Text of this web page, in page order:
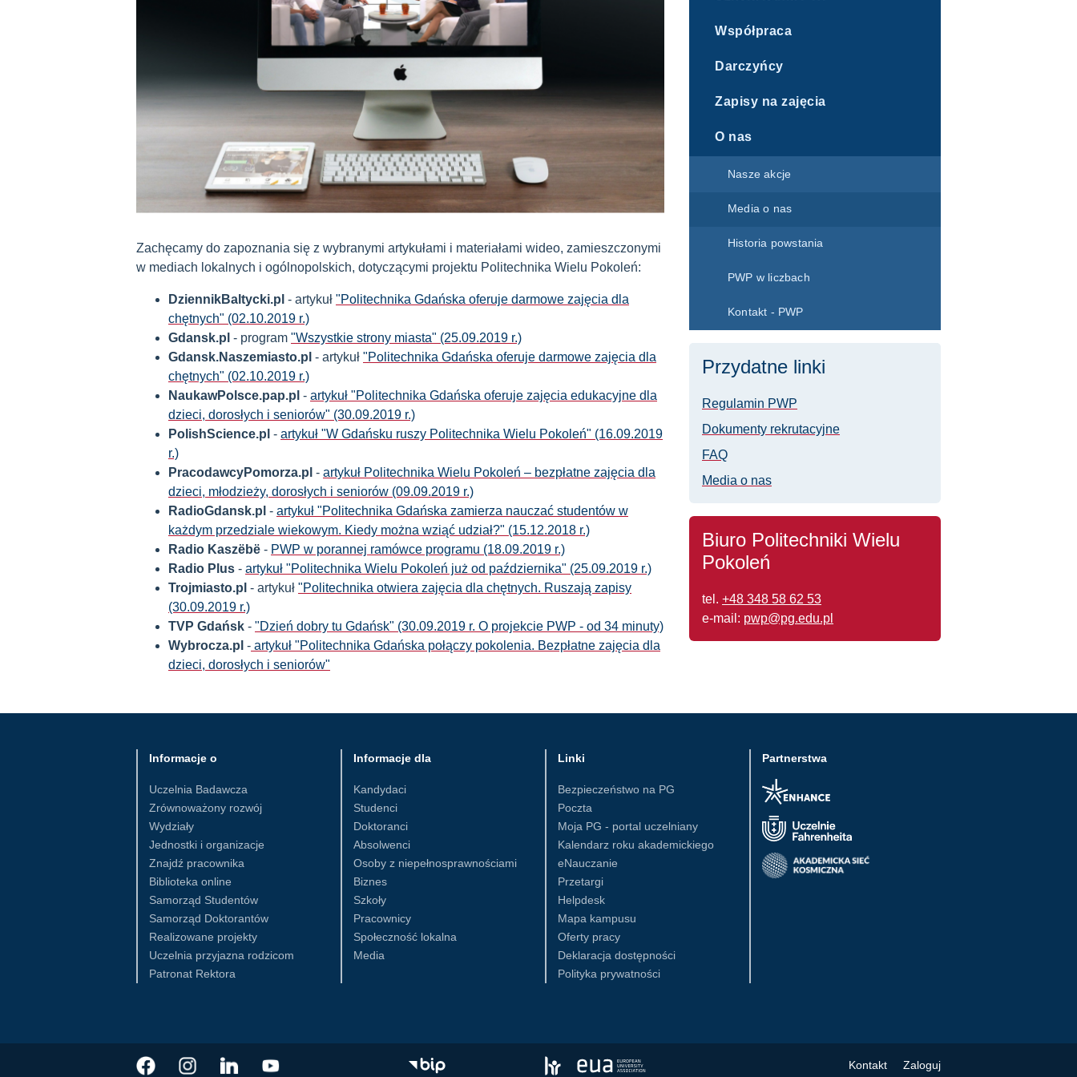
Zachęcamy do zapoznania się z wybranymi artykułami i materiałami wideo, zamieszczonymi
w mediach lokalnych i ogólnopolskich, dotyczącymi projektu Politechnika Wielu Pokoleń:
DziennikBaltycki.pl - artykuł "Politechnika Gdańska oferuje darmowe zajęcia dla
chętnych" (02.10.2019 r.)
Gdansk.pl - program "Wszystkie strony miasta" (25.09.2019 r.)
Gdansk.Naszemiasto.pl - artykuł "Politechnika Gdańska oferuje darmowe zajęcia dla
chętnych" (02.10.2019 r.)
NaukawPolsce.pap.pl - artykuł "Politechnika Gdańska oferuje zajęcia edukacyjne dla
dzieci, dorosłych i seniorów" (30.09.2019 r.)
PolishScience.pl - artykuł "W Gdańsku ruszy Politechnika Wielu Pokoleń" (16.09.2019
r.)
PracodawcyPomorza.pl - artykuł Politechnika Wielu Pokoleń – bezpłatne zajęcia dla
dzieci, młodzieży, dorosłych i seniorów (09.09.2019 r.)
RadioGdansk.pl - artykuł "Politechnika Gdańska zamierza nauczać studentów w
każdym przedziale wiekowym. Kiedy można wziąć udział?" (15.12.2018 r.)
Radio Kaszëbë - PWP w porannej ramówce programu (18.09.2019 r.)
Radio Plus - artykuł "Politechnika Wielu Pokoleń już od października" (25.09.2019 r.)
Trojmiasto.pl - artykuł "Politechnika otwiera zajęcia dla chętnych. Ruszają zapisy
(30.09.2019 r.)
TVP Gdańsk - "Dzień dobry tu Gdańsk" (30.09.2019 r. O projekcie PWP - od 34 minuty)
Wybrocza.pl - artykuł "Politechnika Gdańska połączy pokolenia. Bezpłatne zajęcia dla
dzieci, dorosłych i seniorów"
Współpraca
Darczyńcy
Zapisy na zajęcia
O nas
Nasze akcje
Media o nas
Historia powstania
PWP w liczbach
Kontakt - PWP
Przydatne linki
Regulamin PWP
Dokumenty rekrutacyjne
FAQ
Media o nas
Biuro Politechniki Wielu
Pokoleń
tel. +48 348 58 62 53
e-mail: pwp@pg.edu.pl
Partnerstwa
Informacje o
Uczelnia Badawcza
Zrównoważony rozwój
Wydziały
Jednostki i organizacje
Znajdź pracownika
Biblioteka online
Samorząd Studentów
Samorząd Doktorantów
Realizowane projekty
Uczelnia przyjazna rodzicom
Patronat Rektora
Informacje dla
Kandydaci
Studenci
Doktoranci
Absolwenci
Osoby z niepełnosprawnościami
Biznes
Szkoły
Pracownicy
Społeczność lokalna
Media
Linki
Bezpieczeństwo na PG
Poczta
Moja PG - portal uczelniany
Kalendarz roku akademickiego
eNauczanie
Przetargi
Helpdesk
Mapa kampusu
Oferty pracy
Deklaracja dostępności
Polityka prywatności
Kontakt Zaloguj